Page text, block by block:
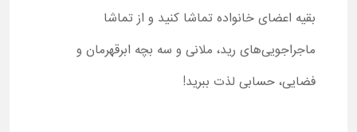
بقیه اعضای خانواده تماشا کنید و از تماشا
ماجراجویی‌های رید، ملانی و سه بچه ابرقهرمان و
فضایی، حسابی لذت ببرید!